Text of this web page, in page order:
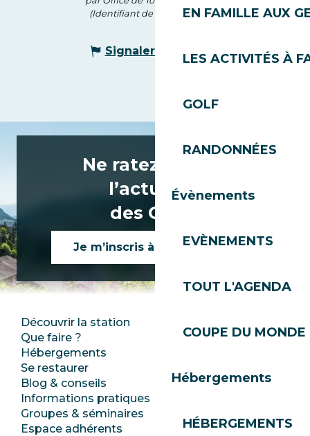
EN FAMILLE AUX
LES ACTIVITÉS À
GOLF
RANDONNÉES
Évènements
EVÈNEMENTS
TOUT L'AGENDA
COUPE DU
Hébergements
HÉBERGEMENTS
(Identifiant de l'offre :206896)
Signaler une erreur
Ne ratez rien de
l’actualité
des Gets !
Je m’inscris à la newsletter
Découvrir la station
Que faire ?
Hébergements
Se restaurer
Blog & conseils
Informations pratiques
Groupes & séminaires
Espace adhérents
Club Les Gets
Ecotourisme
SoleGets
Les Gets Tourisme